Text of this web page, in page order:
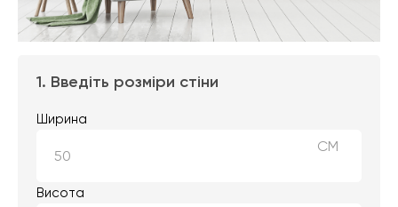
1. Введіть розміри стіни
Ширина
СМ
Висота